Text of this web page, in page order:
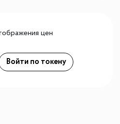
цен
Войти по токену